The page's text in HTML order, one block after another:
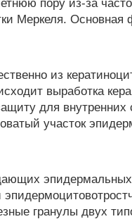
пору из-за
Меркеля.
из
выработка
для внутренних
участок
гранулы двух